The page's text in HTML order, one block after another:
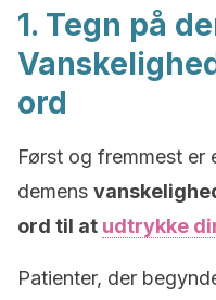
1. Tegn på
ord
Først og fremmest er
demens
ord til at udtrykke
Patienter, der